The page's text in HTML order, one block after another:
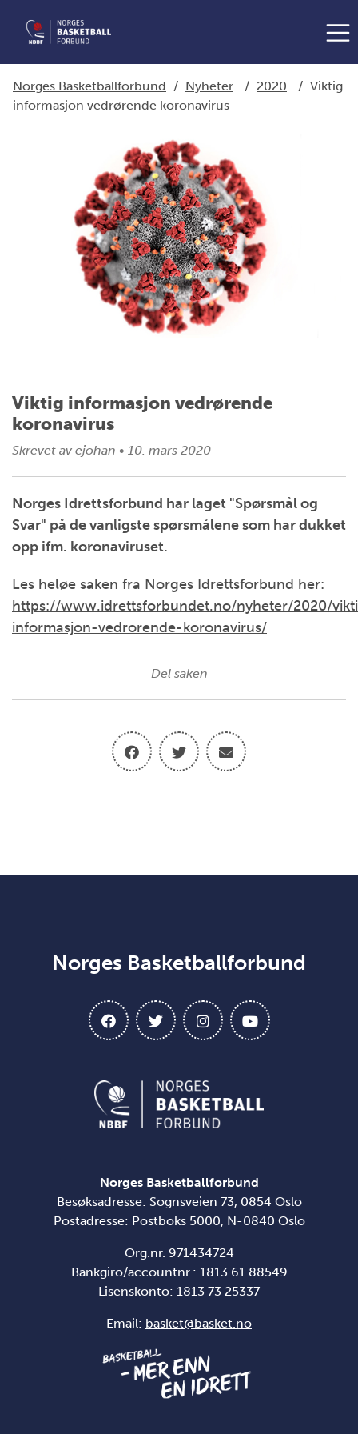
Norges Basketballforbund / Nyheter / 2020 / Viktig
informasjon vedrørende koronavirus
Viktig informasjon vedrørende
koronavirus
Skrevet av ejohan • 10. mars 2020
Norges Idrettsforbund har laget "Spørsmål og
Svar" på de vanligste spørsmålene som har dukket
opp ifm. koronaviruset.
Les heløe saken fra Norges Idrettsforbund her:
https://www.idrettsforbundet.no/nyheter/2020/
informasjon-vedrorende-koronavirus/
Del saken
Norges Basketballforbund
Norges Basketballforbund
Besøksadresse: Sognsveien 73, 0854 Oslo
Postadresse: Postboks 5000, N-0840 Oslo
Org.nr. 971434724
Bankgiro/accountnr.: 1813 61 88549
Lisenskonto: 1813 73 25337
Email: basket@basket.no